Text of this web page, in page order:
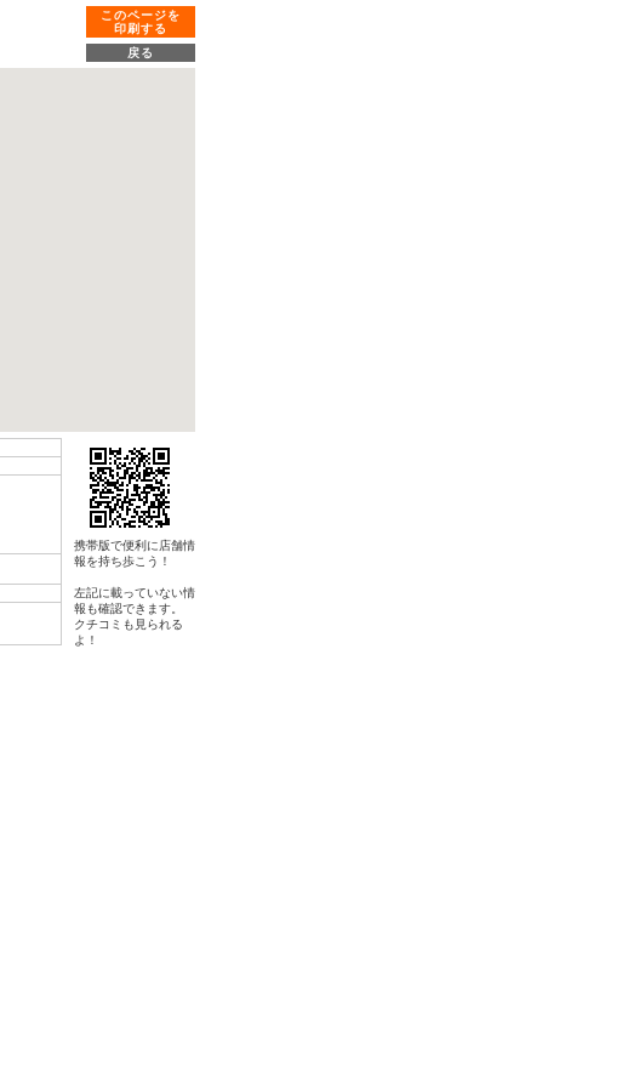
このページを
印刷する
戻る
携帯版で便利に店舗情
報を持ち歩こう！
左記に載っていない情
報も確認できます。
クチコミも見られる
よ！